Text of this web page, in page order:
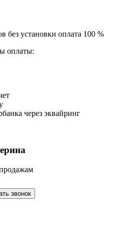
без установки оплата 100 %
оплаты:
через эквайринг
звонок